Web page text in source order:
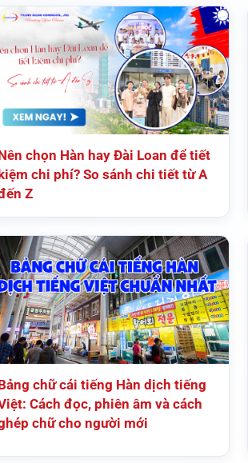
chọn Hàn hay Đài Loan để tiết
kiệm chi phí? So sánh chi tiết từ A
Z
chữ cái tiếng Hàn dịch tiếng
Cách đọc, phiên âm và cách
chữ cho người mới